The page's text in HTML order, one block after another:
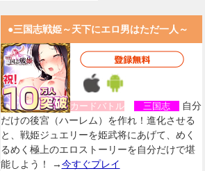
●三国志戦姫～天下にエロ男はただ一人～
カードバトル 三国志
自分
だけの後宮（ハーレム）を作れ！進化させる
と、戦姫ジュエリーを姫武将にあげて、めく
るめく極上のエロストーリーを自分だけで堪
能しよう！ →今すぐプレイ